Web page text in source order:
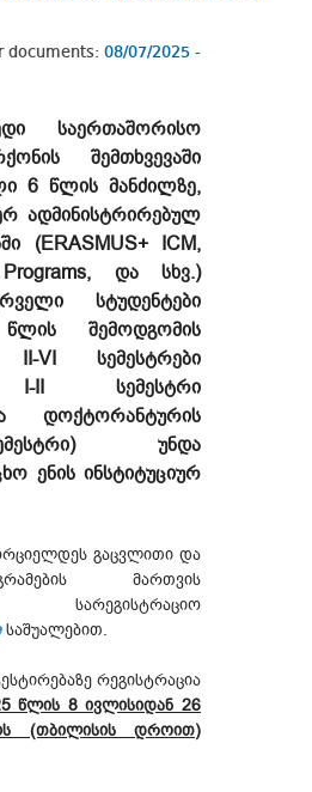
documents: 08/07/2025 -
საერთაშორისო
შემთხვევაში
6 წლის მანძილზე,
ადმინისტრირებულ
(ERASMUS+ ICM,
და სხვ.)
სტუდენტები
შემოდგომის
II-VI სემესტრები
I-II სემესტრი
დოქტორანტურის
უნდა
ენის ინსტიტუციურ
გაცვლითი და
მართვის
საშუალებით.
რეგისტრაცია
წლის 8 ივლისიდან 26
(თბილისის დროით)